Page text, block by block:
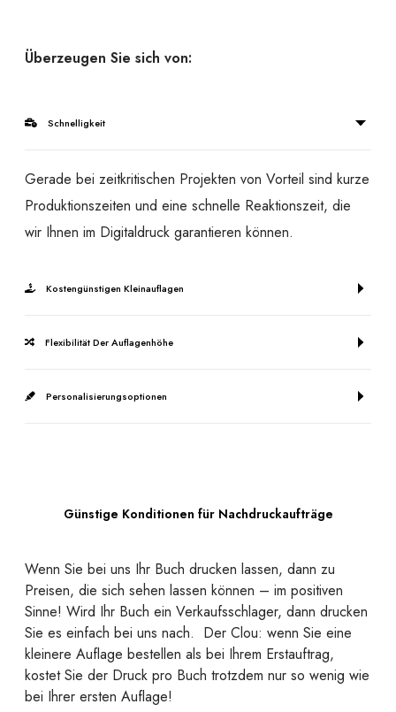
Überzeugen Sie sich von:
Schnelligkeit
Gerade bei zeitkritischen Projekten von Vorteil sind kurze
Produktionszeiten und eine schnelle Reaktionszeit, die
wir Ihnen im Digitaldruck garantieren können.
Kostengünstigen Kleinauflagen
Flexibilität Der Auflagenhöhe
Personalisierungsoptionen
Günstige Konditionen für Nachdruckaufträge
Wenn Sie bei uns Ihr Buch drucken lassen, dann zu
Preisen, die sich sehen lassen können – im positiven
Sinne! Wird Ihr Buch ein Verkaufsschlager, dann drucken
Sie es einfach bei uns nach. Der Clou: wenn Sie eine
kleinere Auflage bestellen als bei Ihrem Erstauftrag,
kostet Sie der Druck pro Buch trotzdem nur so wenig wie
bei Ihrer ersten Auflage!